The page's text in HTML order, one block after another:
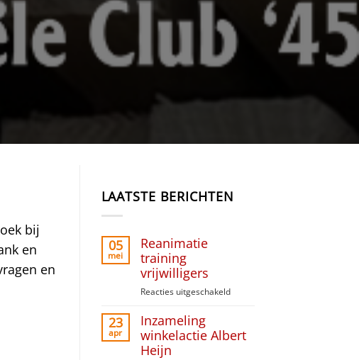
bij
en
en
LAATSTE BERICHTEN
05
mei
Reanimatie
training
vrijwilligers
Reacties uitgeschakeldvoor
vrijwilligers
23
apr
Inzameling
winkelactie Albert
Heijn